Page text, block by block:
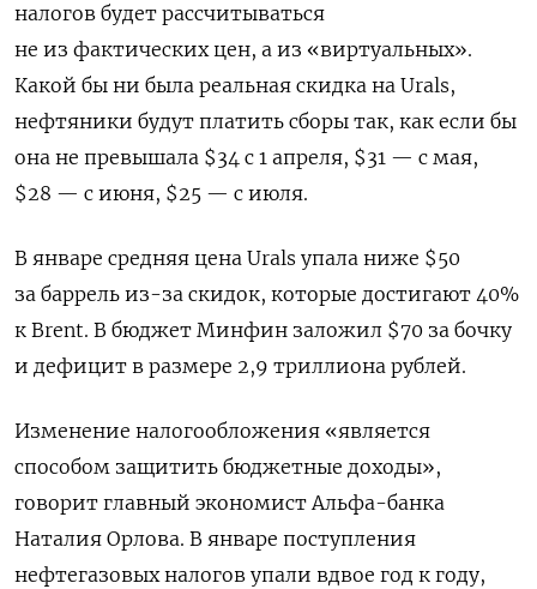
налогов будет рассчитываться
не из фактических цен, а из «виртуальных».
Какой бы ни была реальная скидка на Urals,
нефтяники будут платить сборы так, как если бы
она не превышала $34 c 1 апреля, $31 — с мая,
$28 — с июня, $25 — с июля.
В январе средняя цена Urals упала ниже $50
за баррель из-за скидок, которые достигают 40%
к Brent. В бюджет Минфин заложил $70 за бочку
и дефицит в размере 2,9 триллиона рублей.
Изменение налогообложения «является
способом защитить бюджетные доходы»,
говорит главный экономист Альфа-банка
Наталия Орлова. В январе поступления
нефтегазовых налогов упали вдвое год к году,